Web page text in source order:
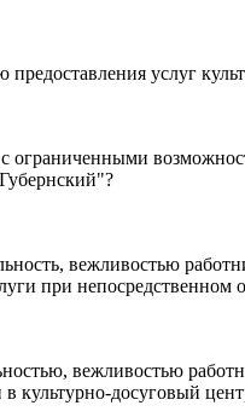
услуг
ограниченными
при
вежливостью
культурно-досуговый